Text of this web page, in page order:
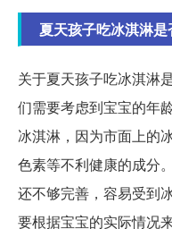
夏天孩子吃冰淇淋
关于夏天孩子吃冰淇淋
们需要考虑到宝宝的年
冰淇淋，因为市面上的
色素等不利健康的成分
还不够完善，容易受到
要根据宝宝的实际情况